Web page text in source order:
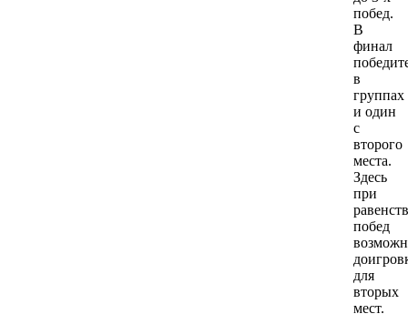
побед.
В
финал
в
группах
и один
с
второго
места.
Здесь
при
побед
для
вторых
мест.